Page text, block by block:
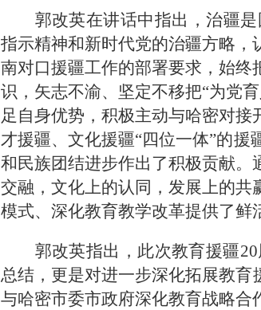
郭改英在讲话中指出，治疆
指示精神和新时代党的治疆方略
南对口援疆工作的部署要求，始
识，矢志不渝、坚定不移把“为党
足自身优势，积极主动与哈密对
才援疆、文化援疆“四位一体”的
和民族团结进步作出了积极贡献
交融，文化上的认同，发展上的
模式、深化教育教学改革提供了鲜
郭改英指出，此次教育援疆
总结，更是对进一步深化拓展教育
与哈密市委市政府深化教育战略